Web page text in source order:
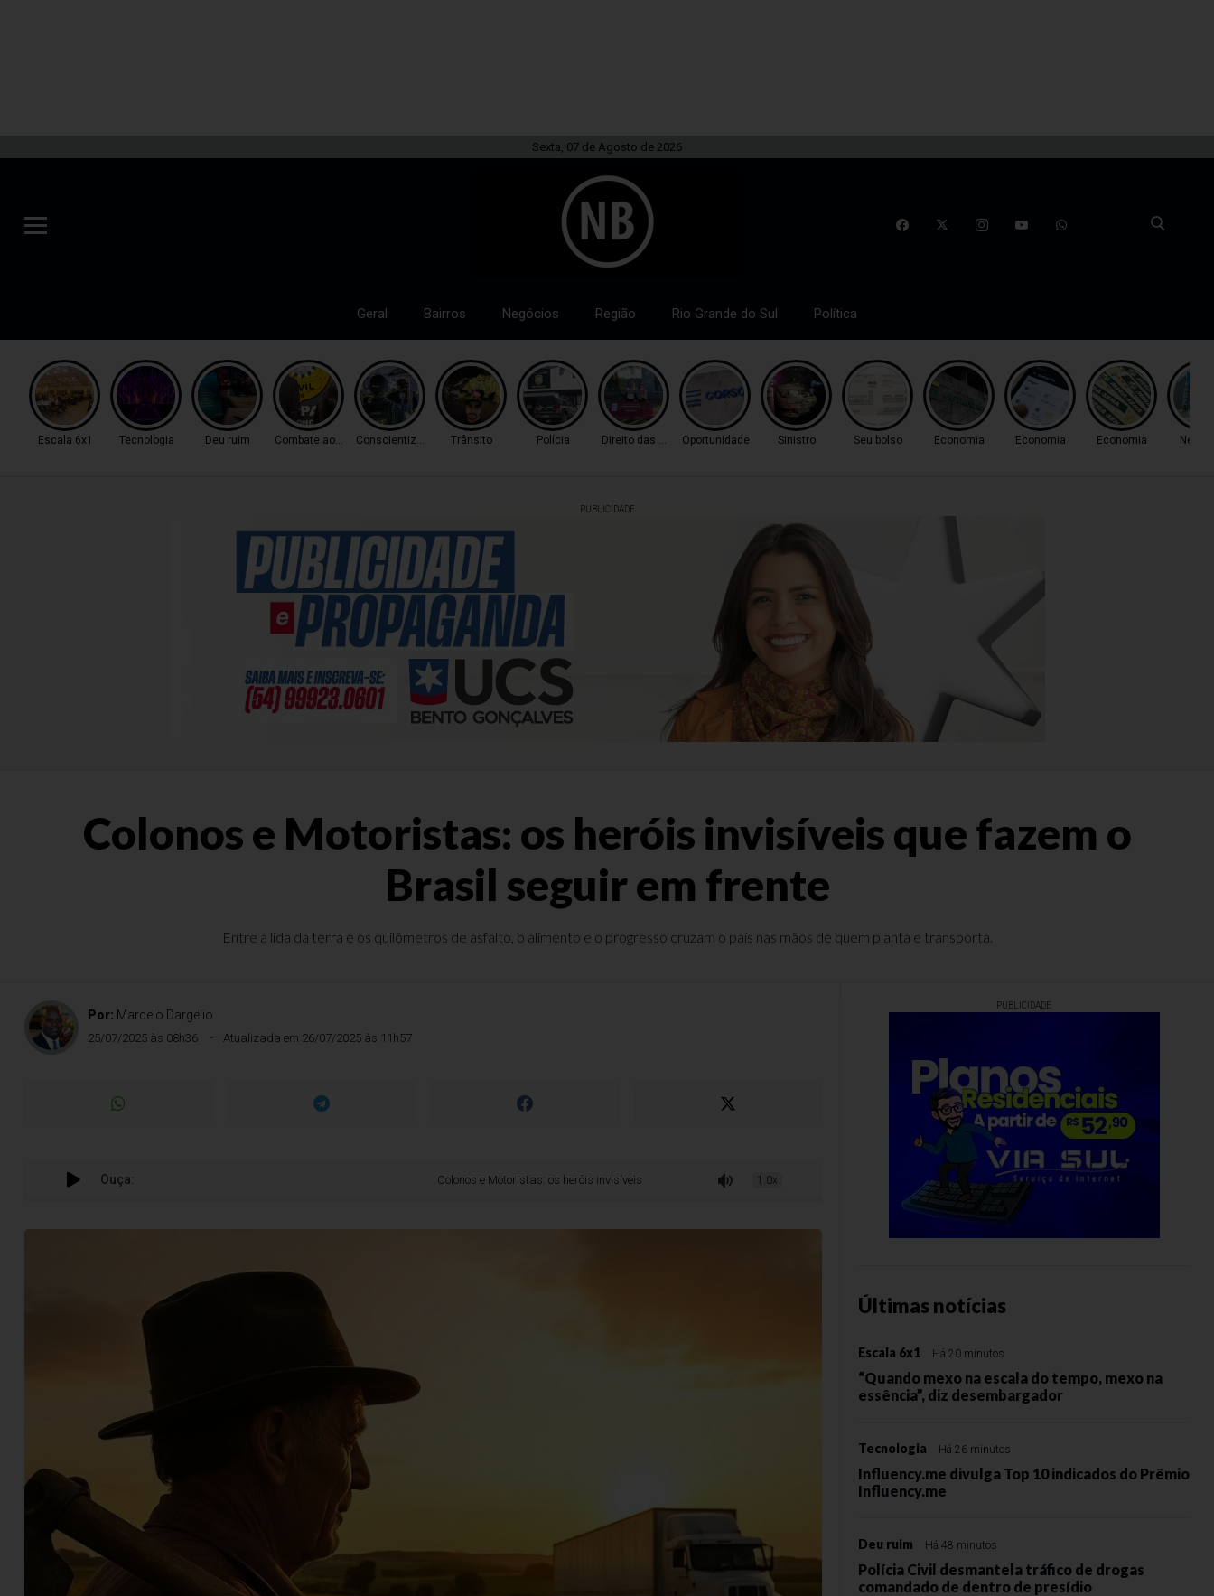
Sexta, 07 de Agosto de 2026
Geral Bairros Negócios Região Rio Grande do Sul Política
Escala 6x1 Tecnologia Deu ruim Combate ao TráficoConscientização Trânsito Polícia Direito das MulheresOportunidade Sinistro Seu bolso Economia Economia Economia
PUBLICIDADE
Colonos e Motoristas: os heróis invisíveis que fazem o
Brasil seguir em frente
Entre a lida da terra e os quilômetros de asfalto, o alimento e o progresso cruzam o país nas mãos de quem planta e transporta.
Por: Marcelo Dargelio
25/07/2025 às 08h36 Atualizada em 26/07/2025 às 11h57
Ouça: Colonos e Motoristas: os heróis invisíveis que fazem o Brasil seguir em frente
1.0x
PUBLICIDADE
Últimas notícias
Escala 6x1 Há 20 minutos
“Quando mexo na escala do tempo, mexo na
essência”, diz desembargador
Tecnologia Há 26 minutos
Influency.me divulga Top 10 indicados do Prêmio
Influency.me
Deu ruim Há 48 minutos
Polícia Civil desmantela tráfico de drogas
comandado de dentro de presídio